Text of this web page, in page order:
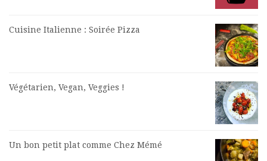
Cuisine Italienne : Soirée Pizza
Végétarien, Vegan, Veggies !
Un bon petit plat comme Chez Mémé